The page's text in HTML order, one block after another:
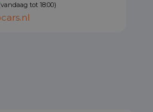
tot 18:00)